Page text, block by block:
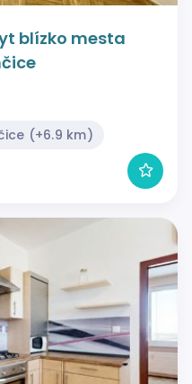
blízko mesta
(+6.9 km)